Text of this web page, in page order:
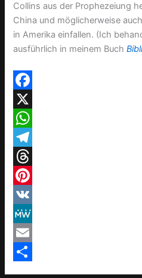
Collins aus der Prophezeiung
China und möglicherweise
in Amerika einfallen. (Ich
ausführlich in meinem Buch
F
a
c
e
b
o
o
k
X
W
h
a
t
s
A
p
T
e
e
g
T
h
r
e
a
P
i
n
V
K
M
eE